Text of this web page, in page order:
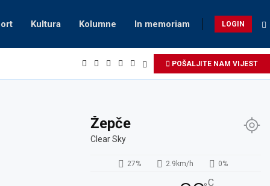
Kultura Kolumne In memoriam LOGIN
POŠALJITE NAM VIJEST
Žepče
Clear Sky
27% 2.9km/h 0%
C